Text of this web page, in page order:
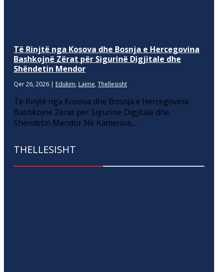
Të Rinjtë nga Kosova dhe Bosnja e Hercegovina
Bashkojnë Zërat për Sigurinë Digjitale dhe
Shëndetin Mendor
Qer 26, 2026 | Edukim, Lajme, Thellesisht
Të Rinjtë nga Kosova dhe Bosnja e Hercegovina
Bashkojnë Zërat për Sigurinë Digjitale dhe
Shëndetin Mendor Në Kamenicë,...
THELLESISHT